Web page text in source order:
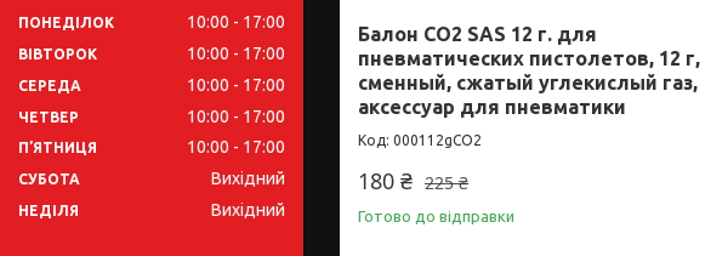
Балон CO2 SAS 12 г. для
пневматических пистолетов, 12 г,
сменный, сжатый углекислый газ,
аксессуар для пневматики
000112gCO2
225 ₴
180 ₴
Готово до відправки
ПОНЕДІЛОК 10:00 17:00
ВІВТОРОК 10:00 17:00
СЕРЕДА 10:00 17:00
ЧЕТВЕР 10:00 17:00
ПʼЯТНИЦЯ 10:00 17:00
СУБОТА Вихідний
НЕДІЛЯ Вихідний